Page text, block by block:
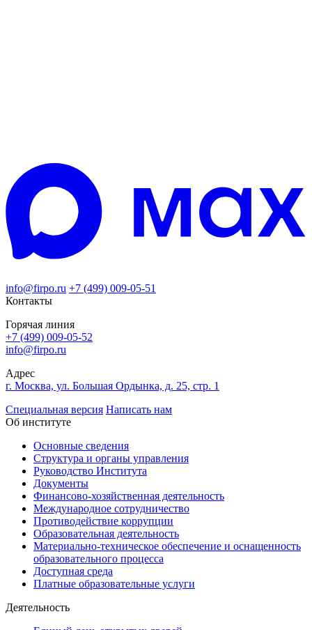
info@firpo.ru +7 (499) 009-05-51
Контакты
Горячая линия
+7 (499) 009-05-52
info@firpo.ru
Адрес
г. Москва, ул. Большая Ордынка, д. 25, стр. 1
Специальная версия Написать нам
Об институте
Основные сведения
Структура и органы управления
Руководство Института
Документы
Финансово-хозяйственная деятельность
Международное сотрудничество
Противодействие коррупции
Образовательная деятельность
Материально-техническое обеспечение и оснащенность
образовательного процесса
Доступная среда
Платные образовательные услуги
Деятельность